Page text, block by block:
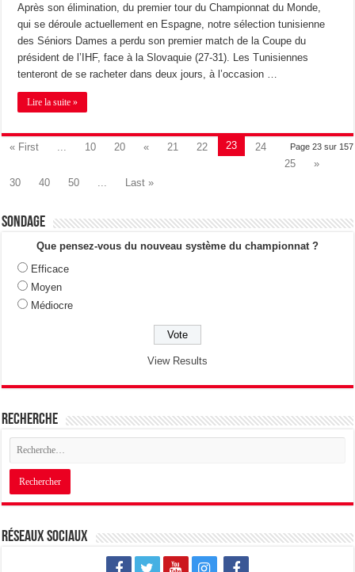
Après son élimination, du premier tour du Championnat du Monde,
qui se déroule actuellement en Espagne, notre sélection tunisienne
des Séniors Dames a perdu son premier match de la Coupe du
président de l’IHF, face à la Slovaquie (27-31). Les Tunisiennes
tenteront de se racheter dans deux jours, à l’occasion …
Lire la suite »
Page 23 sur 157
« First 10 20 « 21 22 23
24
25
»
30
40 50 Last »
Sondage
Que pensez-vous du nouveau système du championnat ?
Efficace
Moyen
Médiocre
View Results
Recherche
Réseaux sociaux